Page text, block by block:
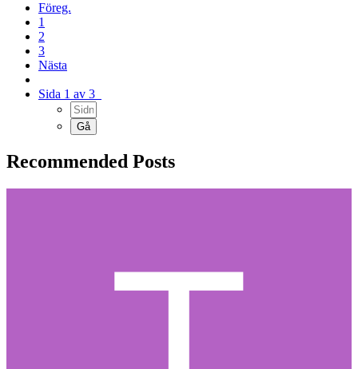
Föreg.
1
2
3
Nästa
Sida 1 av 3
Recommended Posts